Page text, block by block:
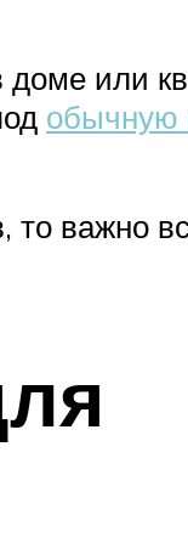
или
обычную
то важно